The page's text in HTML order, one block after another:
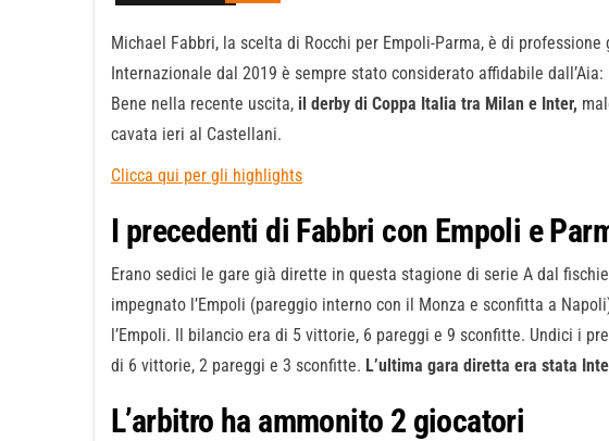
Michael Fabbri, la scelta di Rocchi per Empoli-Parma, è di
Internazionale dal 2019 è sempre stato considerato affidabile
Bene nella recente uscita, il derby di Coppa Italia tra Milan e Inter,
cavata ieri al Castellani.
Clicca qui per gli highlights
I precedenti di Fabbri con Empoli e
Erano sedici le gare già dirette in questa stagione di serie A dal
impegnato l’Empoli (pareggio interno con il Monza e sconfitta a
l’Empoli. Il bilancio era di 5 vittorie, 6 pareggi e 9 sconfitte. Undici i
di 6 vittorie, 2 pareggi e 3 sconfitte. L’ultima gara diretta era stata
L’arbitro ha ammonito 2 giocatori